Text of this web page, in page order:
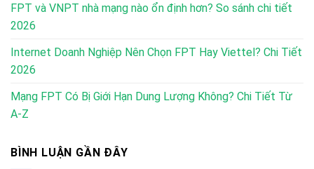
FPT và VNPT nhà mạng nào ổn định hơn? So sánh chi tiết
2026
Internet Doanh Nghiệp Nên Chọn FPT Hay Viettel? Chi Tiết
2026
Mạng FPT Có Bị Giới Hạn Dung Lượng Không? Chi Tiết Từ
A-Z
BÌNH LUẬN GẦN ĐÂY